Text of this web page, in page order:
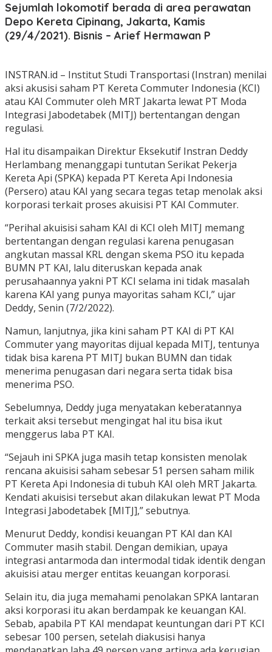
Sejumlah lokomotif berada di area perawatan
Depo Kereta Cipinang, Jakarta, Kamis
(29/4/2021). Bisnis – Arief Hermawan P
INSTRAN.id – Institut Studi Transportasi (Instran) menilai
aksi akusisi saham PT Kereta Commuter Indonesia (KCI)
atau KAI Commuter oleh MRT Jakarta lewat PT Moda
Integrasi Jabodetabek (MITJ) bertentangan dengan
regulasi.
Hal itu disampaikan Direktur Eksekutif Instran Deddy
Herlambang menanggapi tuntutan Serikat Pekerja
Kereta Api (SPKA) kepada PT Kereta Api Indonesia
(Persero) atau KAI yang secara tegas tetap menolak aksi
korporasi terkait proses akuisisi PT KAI Commuter.
“Perihal akuisisi saham KAI di KCI oleh MITJ memang
bertentangan dengan regulasi karena penugasan
angkutan massal KRL dengan skema PSO itu kepada
BUMN PT KAI, lalu diteruskan kepada anak
perusahaannya yakni PT KCI selama ini tidak masalah
karena KAI yang punya mayoritas saham KCI,” ujar
Deddy, Senin (7/2/2022).
Namun, lanjutnya, jika kini saham PT KAI di PT KAI
Commuter yang mayoritas dijual kepada MITJ, tentunya
tidak bisa karena PT MITJ bukan BUMN dan tidak
menerima penugasan dari negara serta tidak bisa
menerima PSO.
Sebelumnya, Deddy juga menyatakan keberatannya
terkait aksi tersebut mengingat hal itu bisa ikut
menggerus laba PT KAI.
“Sejauh ini SPKA juga masih tetap konsisten menolak
rencana akuisisi saham sebesar 51 persen saham milik
PT Kereta Api Indonesia di tubuh KAI oleh MRT Jakarta.
Kendati akuisisi tersebut akan dilakukan lewat PT Moda
Integrasi Jabodetabek [MITJ],” sebutnya.
Menurut Deddy, kondisi keuangan PT KAI dan KAI
Commuter masih stabil. Dengan demikian, upaya
integrasi antarmoda dan intermodal tidak identik dengan
akuisisi atau merger entitas keuangan korporasi.
Selain itu, dia juga memahami penolakan SPKA lantaran
aksi korporasi itu akan berdampak ke keuangan KAI.
Sebab, apabila PT KAI mendapat keuntungan dari PT KCI
sebesar 100 persen, setelah diakusisi hanya